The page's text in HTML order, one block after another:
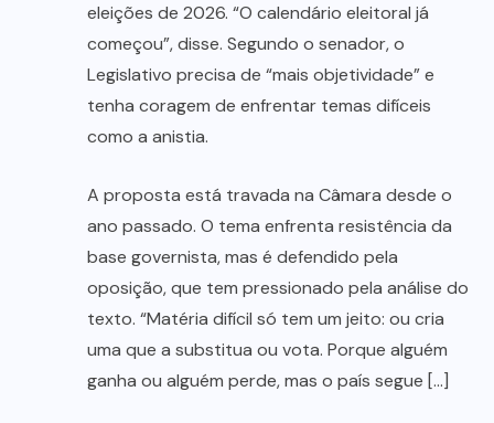
eleições de 2026. “O calendário eleitoral já
começou”, disse. Segundo o senador, o
Legislativo precisa de “mais objetividade” e
tenha coragem de enfrentar temas difíceis
como a anistia.
A proposta está travada na Câmara desde o
ano passado. O tema enfrenta resistência da
base governista, mas é defendido pela
oposição, que tem pressionado pela análise do
texto. “Matéria difícil só tem um jeito: ou cria
uma que a substitua ou vota. Porque alguém
ganha ou alguém perde, mas o país segue […]